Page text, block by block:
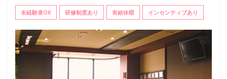
未経験者OK 研修制度あり 有給休暇 インセンティブあり